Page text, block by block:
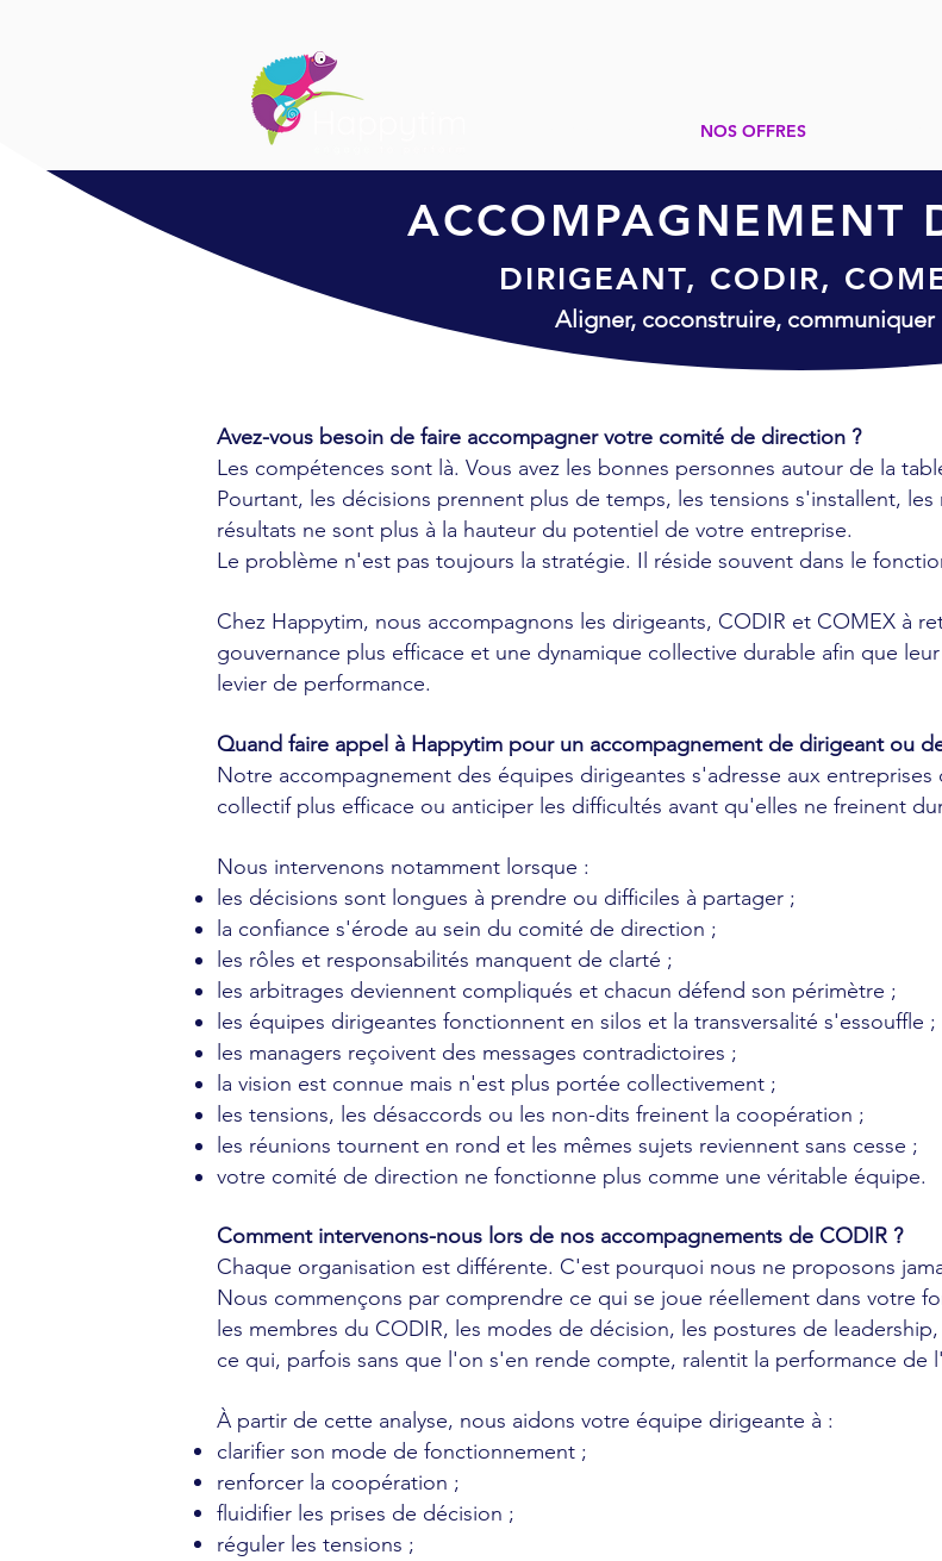
NOS OFFRES
ACCOMPAGNEMENT
DIRIGEANT, CODIR,
Aligner, coconstruire, communiquer
Avez-vous besoin de faire accompagner votre comité de direction ?
Les compétences sont là. Vous avez les bonnes personnes autour de la
Pourtant, les décisions prennent plus de temps, les tensions s'installent,
résultats ne sont plus à la hauteur du potentiel de votre entreprise.
Le problème n'est pas toujours la stratégie. Il réside souvent dans le
Chez Happytim, nous accompagnons les dirigeants, CODIR et COMEX à
gouvernance plus efficace et une dynamique collective durable afin que
levier de performance.
Quand faire appel à Happytim pour un accompagnement de dirigeant ou
Notre accompagnement des équipes dirigeantes s'adresse aux
collectif plus efficace ou anticiper les difficultés avant qu'elles ne freinent
Nous intervenons notamment lorsque :
les décisions sont longues à prendre ou difficiles à partager ;
la confiance s'érode au sein du comité de direction ;
les rôles et responsabilités manquent de clarté ;
les arbitrages deviennent compliqués et chacun défend son périmètre ;
les équipes dirigeantes fonctionnent en silos et la transversalité s'essouffle ;
les managers reçoivent des messages contradictoires ;
la vision est connue mais n'est plus portée collectivement ;
les tensions, les désaccords ou les non-dits freinent la coopération ;
les réunions tournent en rond et les mêmes sujets reviennent sans cesse ;
votre comité de direction ne fonctionne plus comme une véritable équipe.
Comment intervenons-nous lors de nos accompagnements de CODIR ?
Chaque organisation est différente. C'est pourquoi nous ne proposons
Nous commençons par comprendre ce qui se joue réellement dans votre
les membres du CODIR, les modes de décision, les postures de
ce qui, parfois sans que l'on s'en rende compte, ralentit la performance de
À partir de cette analyse, nous aidons votre équipe dirigeante à :
clarifier son mode de fonctionnement ;
renforcer la coopération ;
fluidifier les prises de décision ;
réguler les tensions ;